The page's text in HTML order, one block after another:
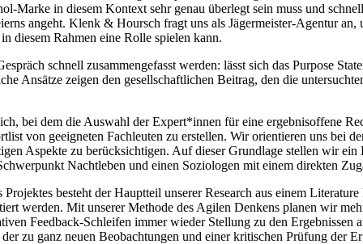
Marke in diesem Kontext sehr genau überlegt sein muss und
angeht. Klenk & Hoursch fragt uns als Jägermeister-Agentur
diesem Rahmen eine Rolle spielen kann.
schnell zusammengefasst werden: lässt sich das Purpose
Ansätze zeigen den gesellschaftlichen Beitrag, den die
bei dem die Auswahl der Expert*innen für eine ergebnisoffene
von geeigneten Fachleuten zu erstellen. Wir orientieren uns bei
Aspekte zu berücksichtigen. Auf dieser Grundlage stellen wir
Nachtleben und einen Soziologen mit einem direkten
besteht der Hauptteil unserer Research aus einem
werden. Mit unserer Methode des Agilen Denkens planen wir
Feedback-Schleifen immer wieder Stellung zu den Ergebnissen
zu ganz neuen Beobachtungen und einer kritischen Prüfung der